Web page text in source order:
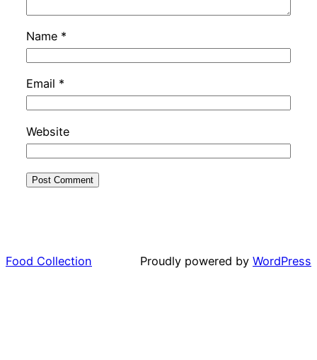
Name *
Email *
Website
Food Collection Proudly powered by WordPress